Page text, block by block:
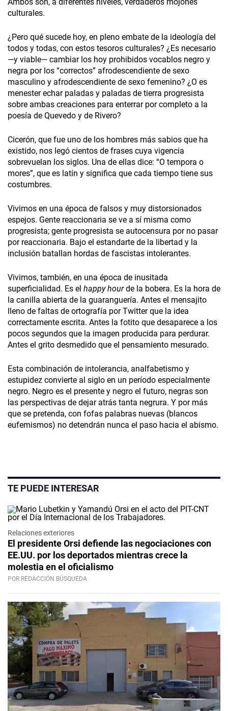
culturales.
¿Pero qué sucede hoy, en pleno embate de la ideología del
todos y todas, con estos tesoros culturales? ¿Es necesario
—y viable— cambiar los hoy prohibidos vocablos negro y
negra por los “correctos” afrodescendiente de sexo
masculino y afrodescendiente de sexo femenino? ¿O es
menester echar paladas y paladas de tierra progresista
sobre ambas creaciones para enterrar por completo a la
poesía de Quevedo y de Rivero?
Cicerón, que fue uno de los hombres más sabios que ha
existido, nos legó cientos de frases cuya vigencia
sobrevuelan los siglos. Una de ellas dice: “O tempora o
mores”, que es latín y significa que cada tiempo tiene sus
costumbres.
Vivimos en una época de falsos y muy distorsionados
espejos. Gente reaccionaria se ve a sí misma como
progresista; gente progresista se autocensura por no pasar
por reaccionaria. Bajo el estandarte de la libertad y la
inclusión batallan hordas de fascistas intolerantes.
Vivimos, también, en una época de inusitada
superficialidad. Es el happy hourde la bobera. Es la hora de
la canilla abierta de la guaranguería. Antes el mensajito
lleno de faltas de ortografía por Twitter que la idea
correctamente escrita. Antes la fotito que desaparece a los
pocos segundos que la imagen producida para perdurar.
Antes el grito desmedido que el pensamiento mesurado.
Esta combinación de intolerancia, analfabetismo y
estupidez convierte al siglo en un período especialmente
negro. Negro es el presente y negro el futuro, negras son
las perspectivas de dejar atrás tanta negrura. Y por más
que se pretenda, con fofas palabras nuevas (blancos
eufemismos) no detendrán nunca el paso hacia el abismo.
TE PUEDE INTERESAR
Relaciones exteriores
El presidente Orsi defiende las negociaciones con
EE.UU. por los deportados mientras crece la
molestia en el oficialismo
POR REDACCIÓN BÚSQUEDA